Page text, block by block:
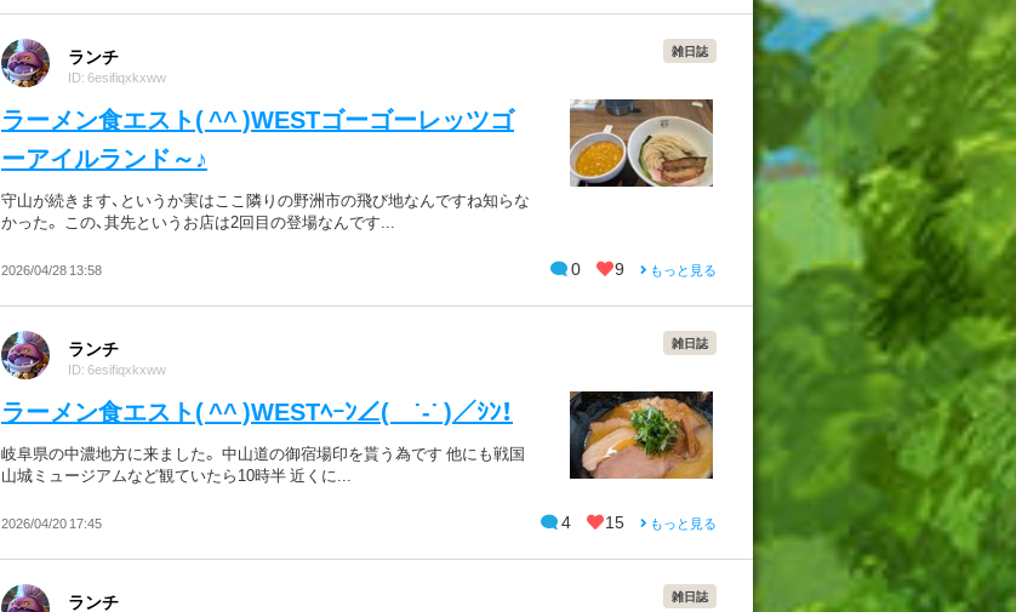
ランチ
ID: 6esifiqxkxww
雑日誌
ラーメン食エスト( ^^ )WESTゴーゴーレッツゴ
ーアイルランド～♪
守山が続きます、というか実はここ隣りの野洲市の飛び地なんですね知らな
かった。 この、其先というお店は2回目の登場なんです...
2026/04/28 13:58 0 9 もっと見る
ランチ
ID: 6esifiqxkxww
雑日誌
ラーメン食エスト( ^^ )WESTﾍｰﾝ∠( ˙-˙ )／ｼﾝ！
岐阜県の中濃地方に来ました。 中山道の御宿場印を貰う為です 他にも戦国
山城ミュージアムなど観ていたら10時半 近くに...
2026/04/20 17:45 4 15 もっと見る
ランチ 雑日誌